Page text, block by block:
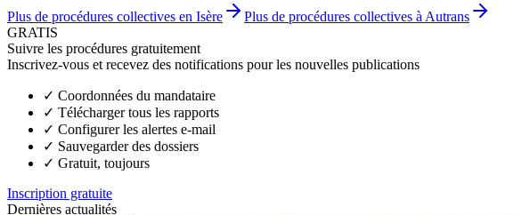
Plus de procédures collectives en Isère
Plus de procédures collectives à Autrans
GRATIS
Suivre les procédures gratuitement
Inscrivez-vous et recevez des notifications pour les nouvelles publications
✓ Coordonnées du mandataire
✓ Télécharger tous les rapports
✓ Configurer les alertes e-mail
✓ Sauvegarder des dossiers
✓ Gratuit, toujours
Inscription gratuite
Dernières actualités